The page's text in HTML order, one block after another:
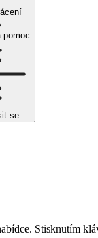
pomoc
se
Stisknutím